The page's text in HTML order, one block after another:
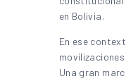
en Bolivia.
En ese
Una gran